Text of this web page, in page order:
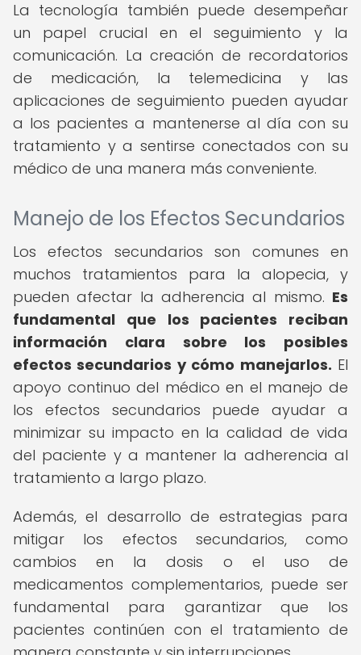
La tecnología también puede desempeñar
un papel crucial en el seguimiento y la
comunicación. La creación de recordatorios
de medicación, la telemedicina y las
aplicaciones de seguimiento pueden ayudar
a los pacientes a mantenerse al día con su
tratamiento y a sentirse conectados con su
médico de una manera más conveniente.
Manejo de los Efectos Secundarios
Los efectos secundarios son comunes en
muchos tratamientos para la alopecia, y
pueden afectar la adherencia al mismo. Es
fundamental que los pacientes reciban
información clara sobre los posibles
efectos secundarios y cómo manejarlos. El
apoyo continuo del médico en el manejo de
los efectos secundarios puede ayudar a
minimizar su impacto en la calidad de vida
del paciente y a mantener la adherencia al
tratamiento a largo plazo.
Además, el desarrollo de estrategias para
mitigar los efectos secundarios, como
cambios en la dosis o el uso de
medicamentos complementarios, puede ser
fundamental para garantizar que los
pacientes continúen con el tratamiento de